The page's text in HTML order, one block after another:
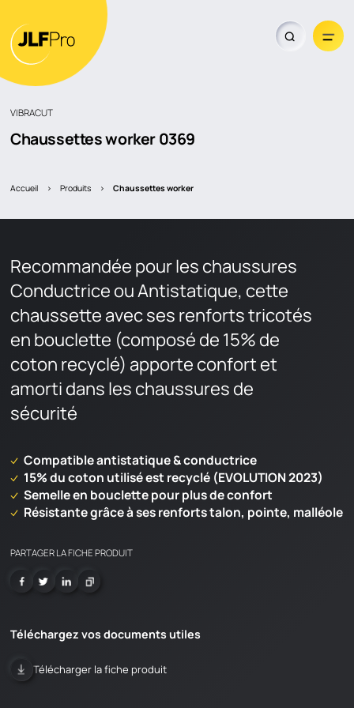
VIBRACUT
Chaussettes worker0369
Accueil > Produits > chaussettes worker
Recommandée pour les chaussures
Conductrice ou Antistatique, cette
chaussette avec ses renforts tricotés
en bouclette (composé de 15% de
coton recyclé) apporte confort et
amorti dans les chaussures de
sécurité
Compatible antistatique & conductrice
15% du coton utilisé est recyclé (EVOLUTION 2023)
Semelle en bouclette pour plus de confort
Résistante grâce à ses renforts talon, pointe, malléole
PARTAGER LA FICHE PRODUIT
Téléchargez vos documents utiles
Télécharger la fiche produit